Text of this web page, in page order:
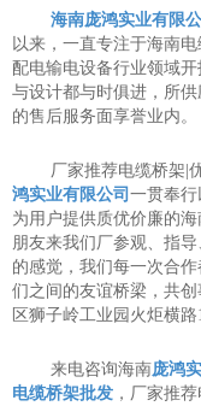
海南庞鸿实业有限公
以来，一直专注于海南
配电输电设备行业领域
与设计都与时俱进，所
的售后服务面享誉业内。
厂家推荐电缆桥架|
鸿实业有限公司 一贯奉行
为用户提供质优价廉的
朋友来我们厂参观、指
的感觉，我们每一次合
们之间的友谊桥梁，共
区狮子岭工业园火炬横路
来电咨询海南庞鸿
电缆桥架批发 ，厂家推